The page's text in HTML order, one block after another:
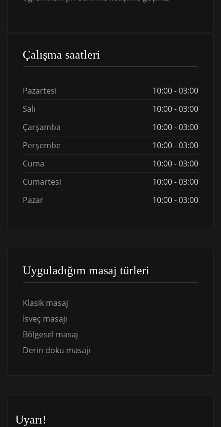
Çalışma saatleri
Pazartesi
10:00 - 03:00
Salı
10:00 - 03:00
Çarşamba
10:00 - 03:00
Perşembe
10:00 - 03:00
Cuma
10:00 - 03:00
Cumartesi
10:00 - 03:00
Pazar
10:00 - 03:00
Uyguladığım masaj türleri
Klasik masaj
İsveç masajı
Bölgesel masaj
Derin doku masajı
Uyarı!